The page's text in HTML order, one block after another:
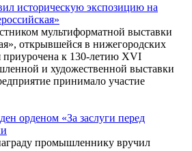
историческую экспозицию на
мультиформатной выставки
открывшейся в нижегородских
приурочена к 130-летию XVI
и художественной выставки
принимало участие